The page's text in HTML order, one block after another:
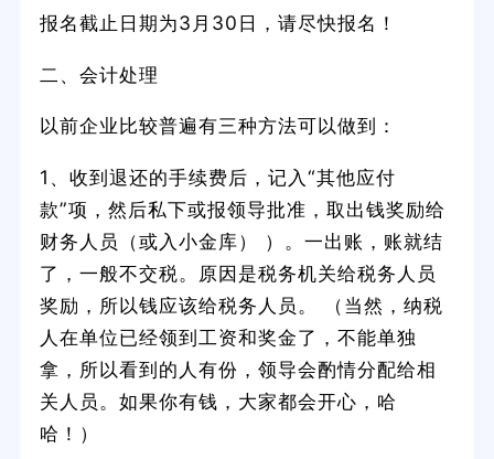
报名截止日期为3月30日，请尽快报名！
二、会计处理
以前企业比较普遍有三种方法可以做到：
1、收到退还的手续费后，记入“其他应付
款”项，然后私下或报领导批准，取出钱奖励给
财务人员（或入小金库） ）。一出账，账就结
了，一般不交税。原因是税务机关给税务人员
奖励，所以钱应该给税务人员。 （当然，纳税
人在单位已经领到工资和奖金了，不能单独
拿，所以看到的人有份，领导会酌情分配给相
关人员。如果你有钱，大家都会开心，哈
哈！）